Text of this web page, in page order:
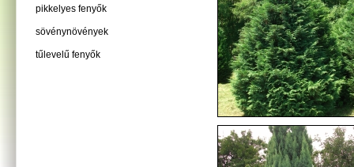
pikkelyes fenyők
sövénynövények
tűlevelű fenyők